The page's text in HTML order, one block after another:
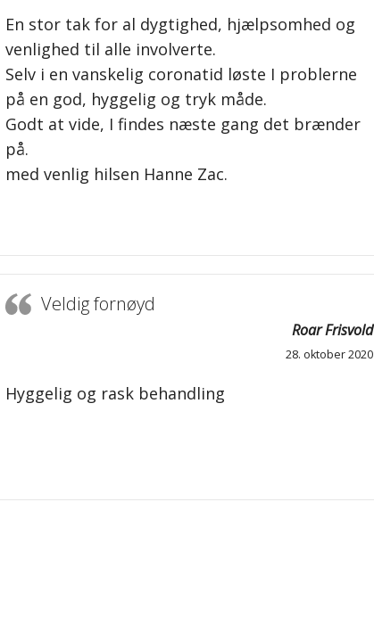
En stor tak for al dygtighed, hjælpsomhed og
venlighed til alle involverte.
Selv i en vanskelig coronatid løste I problerne
på en god, hyggelig og tryk måde.
Godt at vide, I findes næste gang det brænder
på.
med venlig hilsen Hanne Zac.
Veldig fornøyd
Roar Frisvold
28. oktober 2020
Hyggelig og rask behandling